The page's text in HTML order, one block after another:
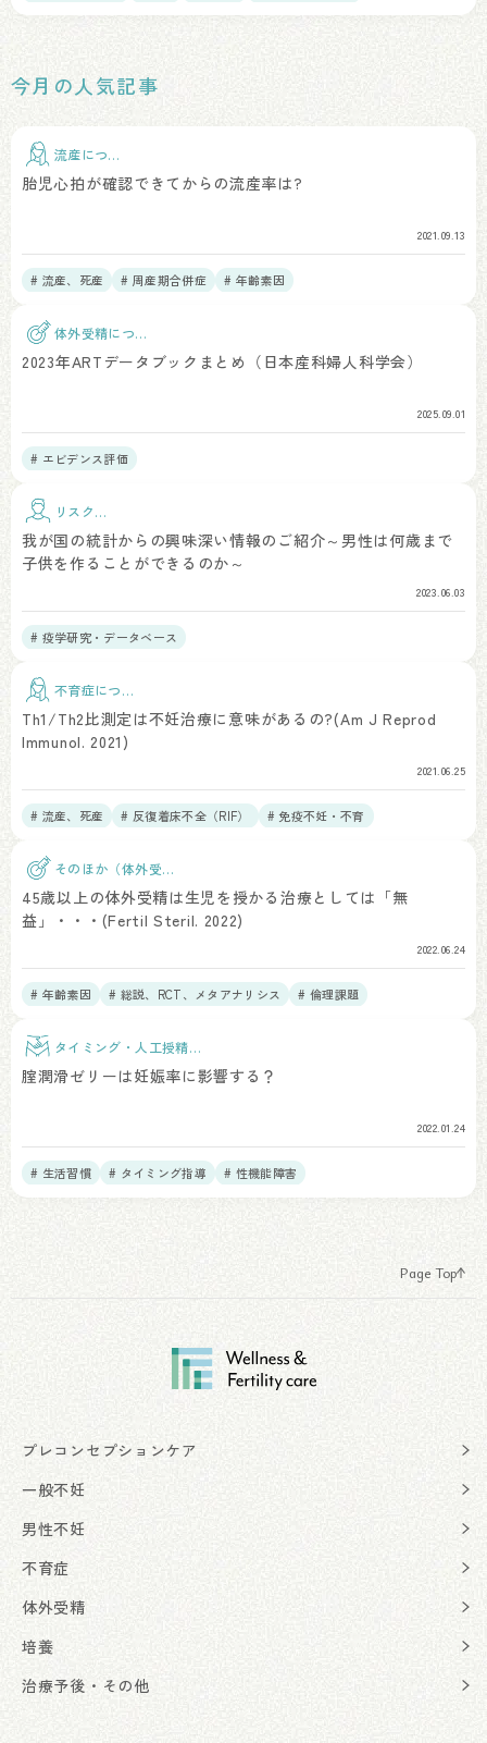
今月の人気記事
流産につい
胎児心拍が確認できてからの流産率は?
2021.09.13
# 流産、死産 # 周産期合併症 # 年齢素因
体外受精につい
て
2023年ARTデータブックまとめ（日本産科婦人科学会）
2025.09.01
# エビデンス評価
リスク因
我が国の統計からの興味深い情報のご紹介～男性は何歳まで
子供を作ることができるのか～
2023.06.03
# 疫学研究・データベース
不育症につい
Th1/Th2比測定は不妊治療に意味があるの?(Am J Reprod
Immunol. 2021)
2021.06.25
# 流産、死産 # 反復着床不全（RIF） # 免疫不妊・不育
そのほか（体外受
45歳以上の体外受精は生児を授かる治療としては「無
益」・・・(Fertil Steril. 2022)
2022.06.24
# 年齢素因 # 総説、RCT、メタアナリシス # 倫理課題
タイミング・人工授精治
腟潤滑ゼリーは妊娠率に影響する？
2022.01.24
# 生活習慣 # タイミング指導 # 性機能障害
Page Top
プレコンセプションケア
一般不妊
男性不妊
不育症
体外受精
培養
治療予後・その他